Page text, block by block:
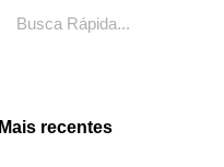
Mais recentes